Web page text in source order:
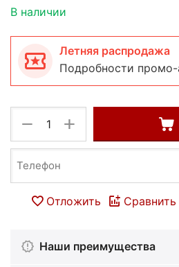
В наличии
Летняя распродажа
Подробности
+
−
Отложить Сравнить
Наши преимущества